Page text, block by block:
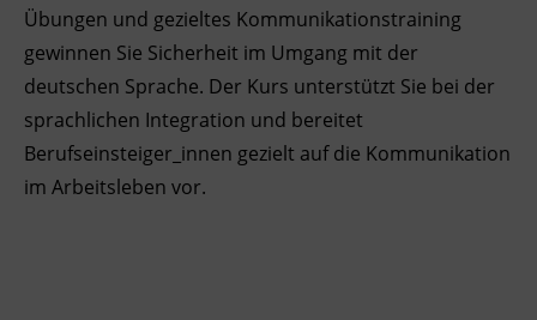
Ingenieurzertifizierung
Deutsch und Integration
Akademisches Studienzentrum
Digitales Lernen
BFI Reutte
Übungen und gezieltes Kommunikationstraining
gewinnen Sie Sicherheit im Umgang mit der
deutschen Sprache. Der Kurs unterstützt Sie bei der
sprachlichen Integration und bereitet
Berufseinsteiger_innen gezielt auf die Kommunikation
im Arbeitsleben vor.